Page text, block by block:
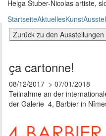
Helga Stuber-Nicolas artiste,
StartseiteAktuellesKunst
ça cartonne!
08/12/2017
07/01/2018
Teilnahme an der
der Galerie 4, Barbier in